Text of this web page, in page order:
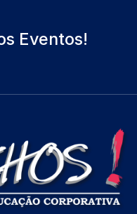
Eventos!